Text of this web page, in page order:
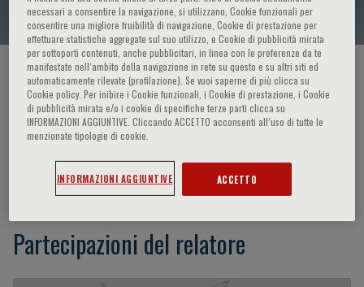
HOME PAGE / CORSI ED EVENTI / RELATORE
O. Lilach Lerman
Partecipazioni del relatore
necessari a consentire la navigazione, si utilizzano, Cookie funzionali per
consentire una migliore fruibilità di navigazione, Cookie di prestazione per
effettuare statistiche aggregate sul suo utilizzo, e Cookie di pubblicità mirata
per sottoporti contenuti, anche pubblicitari, in linea con le preferenze da te
manifestate nell‘ambito della navigazione in rete su questo e su altri siti ed
automaticamente rilevate (profilazione). Se vuoi saperne di più clicca su
Cookie policy. Per inibire i Cookie funzionali, i Cookie di prestazione, i Cookie
di pubblicità mirata e/o i cookie di specifiche terze parti clicca su
INFORMAZIONI AGGIUNTIVE. Cliccando ACCETTO acconsenti all’uso di tutte le
menzionate tipologie di cookie.
INFORMAZIONI AGGIUNTIVE ACCETTO